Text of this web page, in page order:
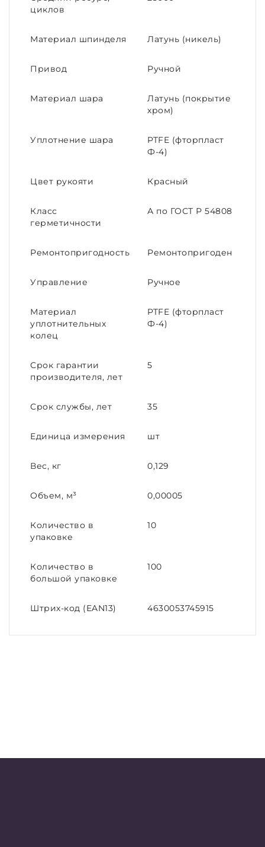
циклов
Материал шпинделя Латунь (никель)
Привод Ручной
Материал шара
Латунь (покрытие
хром)
Уплотнение шара
PTFE (фторпласт
Ф-4)
Цвет рукояти Красный
Класс
герметичности
А по ГОСТ Р 54808
Ремонтопригодность Ремонтопригоден
Управление Ручное
Материал
уплотнительных
колец
PTFE (фторпласт
Ф-4)
Срок гарантии
производителя, лет
5
Срок службы, лет 35
Единица измерения шт
Вес, кг 0,129
Объем, м³ 0,00005
Количество в
упаковке
10
Количество в
большой упаковке
100
Штрих-код (EAN13) 4630053745915